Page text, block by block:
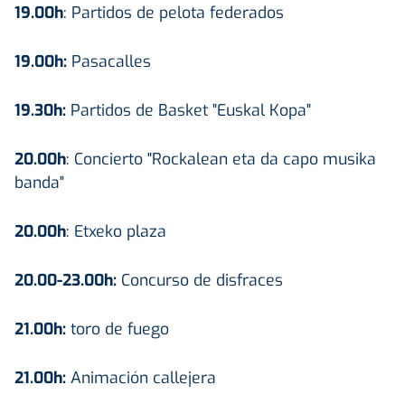
19.00h: Partidos de pelota federados
19.00h: Pasacalles
19.30h: Partidos de Basket "Euskal Kopa"
20.00h: Concierto "Rockalean eta da capo musika
banda"
20.00h: Etxeko plaza
20.00-23.00h: Concurso de disfraces
21.00h: toro de fuego
21.00h: Animación callejera